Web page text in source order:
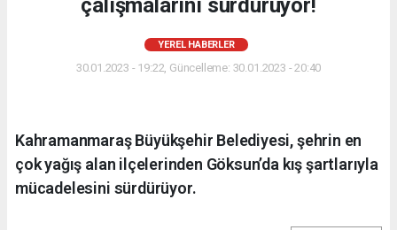
çalışmalarını sürdürüyor!
YEREL HABERLER
30.01.2023 - 19:22, Güncelleme: 30.01.2023 - 20:40
Kahramanmaraş Büyükşehir Belediyesi, şehrin en
çok yağış alan ilçelerinden Göksun’da kış şartlarıyla
mücadelesini sürdürüyor.